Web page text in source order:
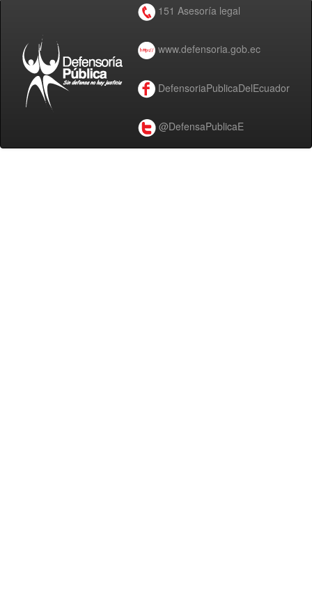
151 Asesoría legal
www.defensoria.gob.ec
DefensoriaPublicaDelEcuador
@DefensaPublicaE